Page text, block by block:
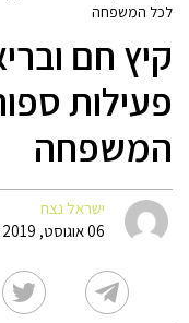
לכל המשפחה
קיץ חם
פעילות
המשפחה
ישראל נצח
06 אוגוסט, 2019 08:29